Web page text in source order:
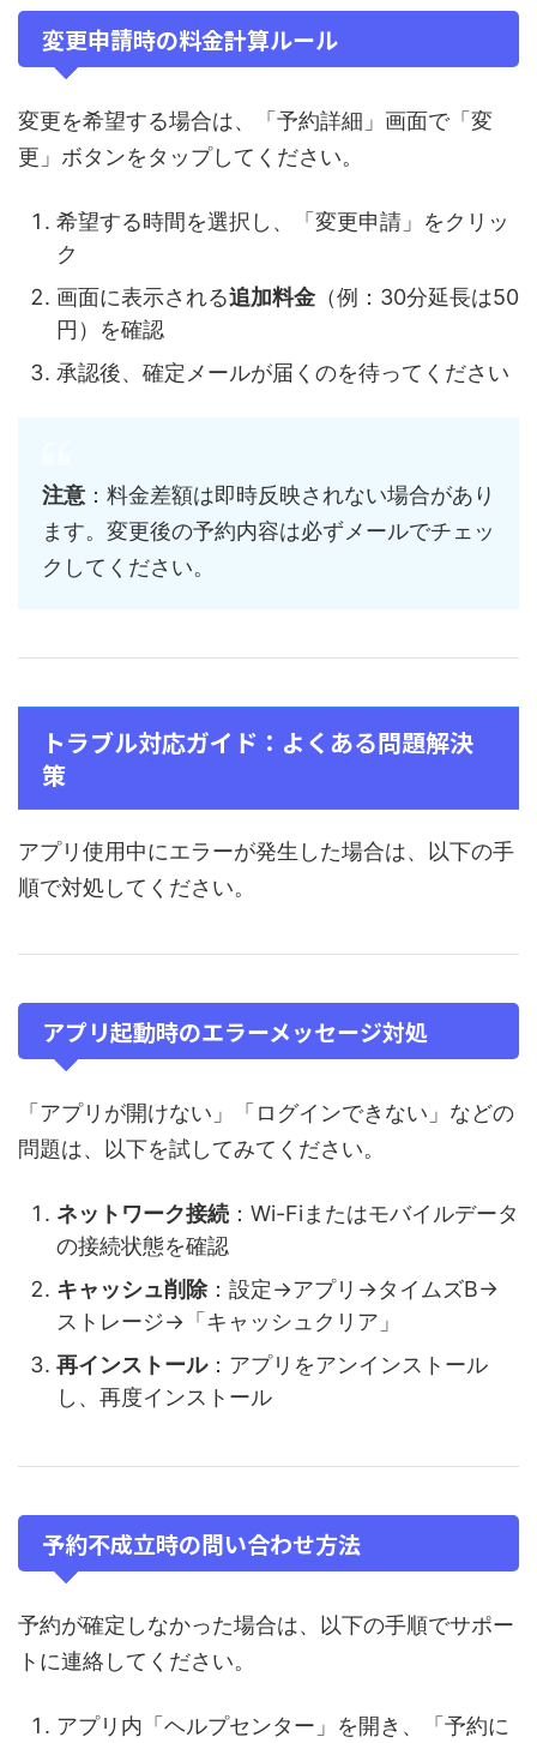
変更申請時の料金計算ルール
変更を希望する場合は、「予約詳細」画面で「変
更」ボタンをタップしてください。
希望する時間を選択し、「変更申請」をクリッ
ク
画面に表示される追加料金 （例：30分延長は50
円）を確認
承認後、確定メールが届くのを待ってください
注意 ：料金差額は即時反映されない場合があり
ます。変更後の予約内容は必ずメールでチェッ
クしてください。
トラブル対応ガイド：よくある問題解決
策
アプリ使用中にエラーが発生した場合は、以下の手
順で対処してください。
アプリ起動時のエラーメッセージ対処
「アプリが開けない」「ログインできない」などの
問題は、以下を試してみてください。
ネットワーク接続 ：Wi-Fiまたはモバイルデータ
の接続状態を確認
キャッシュ削除：設定→アプリ→タイムズB→
ストレージ→「キャッシュクリア」
再インストール：アプリをアンインストール
し、再度インストール
予約不成立時の問い合わせ方法
予約が確定しなかった場合は、以下の手順でサポー
トに連絡してください。
アプリ内「ヘルプセンター」を開き、「予約に